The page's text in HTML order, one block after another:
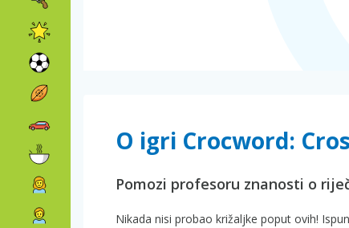
O igri Crocword:
Pomozi profesoru znanosti o
Nikada nisi probao križaljke poput ovih!